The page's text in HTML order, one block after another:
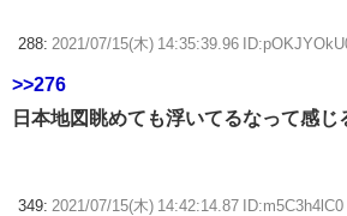
288: 2021/07/15(木) 14:35:39.96
>>276
日本地図眺めても浮いてるなって感じ
349: 2021/07/15(木) 14:42:14.87 ID:m5C3h4lC0